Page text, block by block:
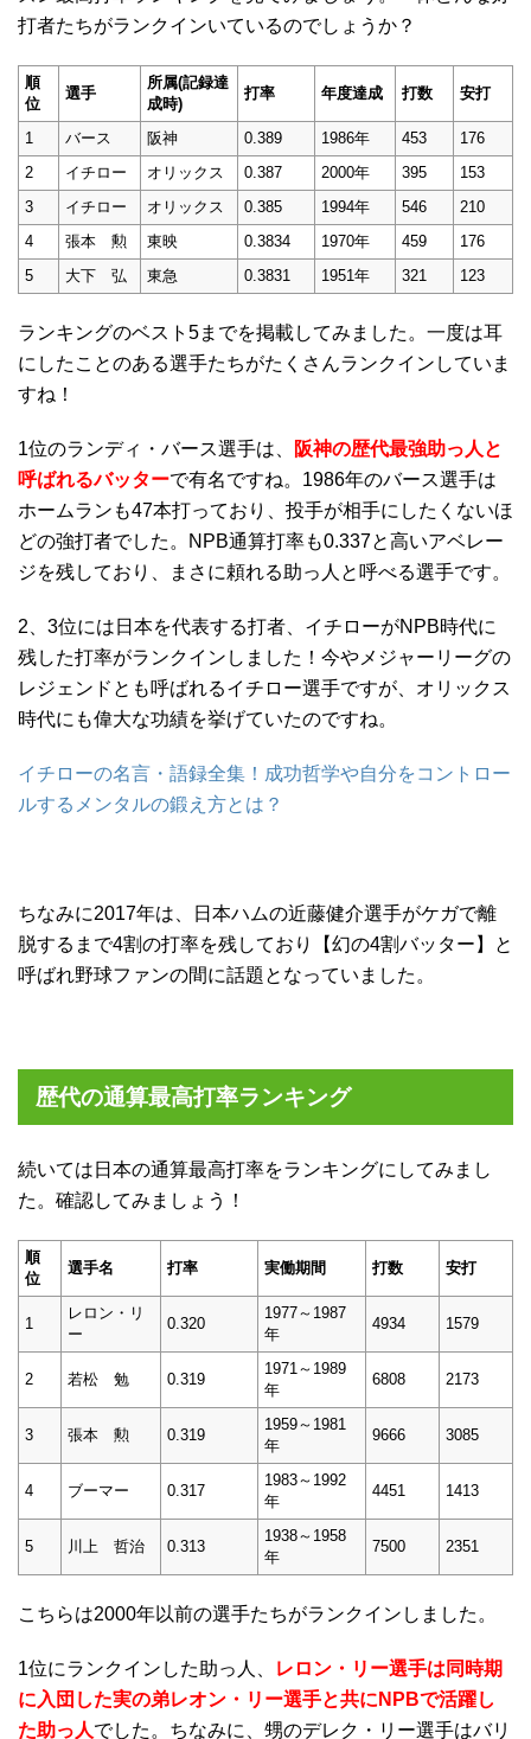
打者たちがランクインいているのでしょうか？
順
位
選手
所属(記録達
成時)
打率 年度達成 打数 安打
1 バース 阪神 0.389 1986年 453
176
2
イチロー オリックス 0.387 2000年 395
153
3
イチロー オリックス 0.385 1994年 546
210
4
張本 勲 東映 0.3834 1970年 459
176
5
大下 弘 東急 0.3831 1951年 321 123
ランキングのベスト5までを掲載してみました。一度は耳
にしたことのある選手たちがたくさんランクインしていま
すね！
1位のランディ・バース選手は、
阪神の歴代最強助っ人と
呼ばれるバッターで有名ですね。1986年のバース選手は
ホームランも47本打っており、投手が相手にしたくないほ
どの強打者でした。NPB通算打率も0.337と高いアベレー
ジを残しており、まさに頼れる助っ人と呼べる選手です。
2、3位には日本を代表する打者、イチローがNPB時代に
残した打率がランクインしました！今やメジャーリーグの
レジェンドとも呼ばれるイチロー選手ですが、オリックス
時代にも偉大な功績を挙げていたのですね。
イチローの名言・語録全集！成功哲学や自分をコントロー
ルするメンタルの鍛え方とは？
ちなみに2017年は、日本ハムの近藤健介選手がケガで離
脱するまで4割の打率を残しており【幻の4割バッター】と
呼ばれ野球ファンの間に話題となっていました。
歴代の通算最高打率ランキング
続いては日本の通算最高打率をランキングにしてみまし
た。確認してみましょう！
順
位
選手名 打率 実働期間 打数 安打
1
レロン・リ
ー
0.320
1977～1987
年
4934 1579
2 若松 勉 0.319
1971～1989
年
6808 2173
3 張本 勲 0.319
1959～1981
年
9666 3085
4 ブーマー 0.317
1983～1992
年
4451 1413
5 川上 哲治 0.313
1938～1958
年
7500 2351
こちらは2000年以前の選手たちがランクインしました。
1位にランクインした助っ人、
レロン・リー選手は同時期
に入団した実の弟レオン・リー選手と共にNPBで活躍し
た助っ人でした。ちなみに、甥のデレク・リー選手はバリ